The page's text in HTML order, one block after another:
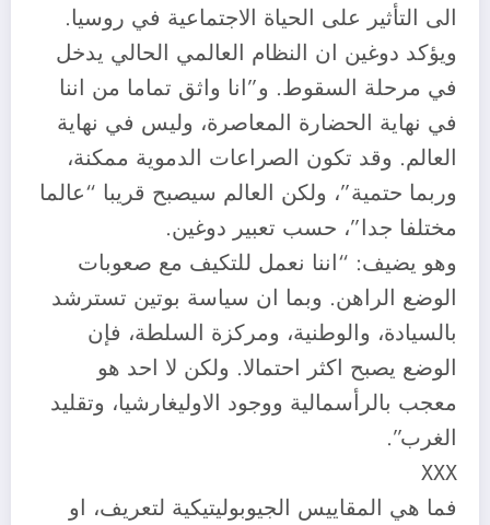
الى التأثير على الحياة الاجتماعية في روسيا.
ويؤكد دوغين ان النظام العالمي الحالي يدخل
في مرحلة السقوط. و”انا واثق تماما من اننا
في نهاية الحضارة المعاصرة، وليس في نهاية
العالم. وقد تكون الصراعات الدموية ممكنة،
وربما حتمية”، ولكن العالم سيصبح قريبا “عالما
مختلفا جدا”، حسب تعبير دوغين.
وهو يضيف: “اننا نعمل للتكيف مع صعوبات
الوضع الراهن. وبما ان سياسة بوتين تسترشد
بالسيادة، والوطنية، ومركزة السلطة، فإن
الوضع يصبح اكثر احتمالا. ولكن لا احد هو
معجب بالرأسمالية ووجود الاوليغارشيا، وتقليد
الغرب”.
XXX
فما هي المقاييس الجيوبوليتيكية لتعريف، او